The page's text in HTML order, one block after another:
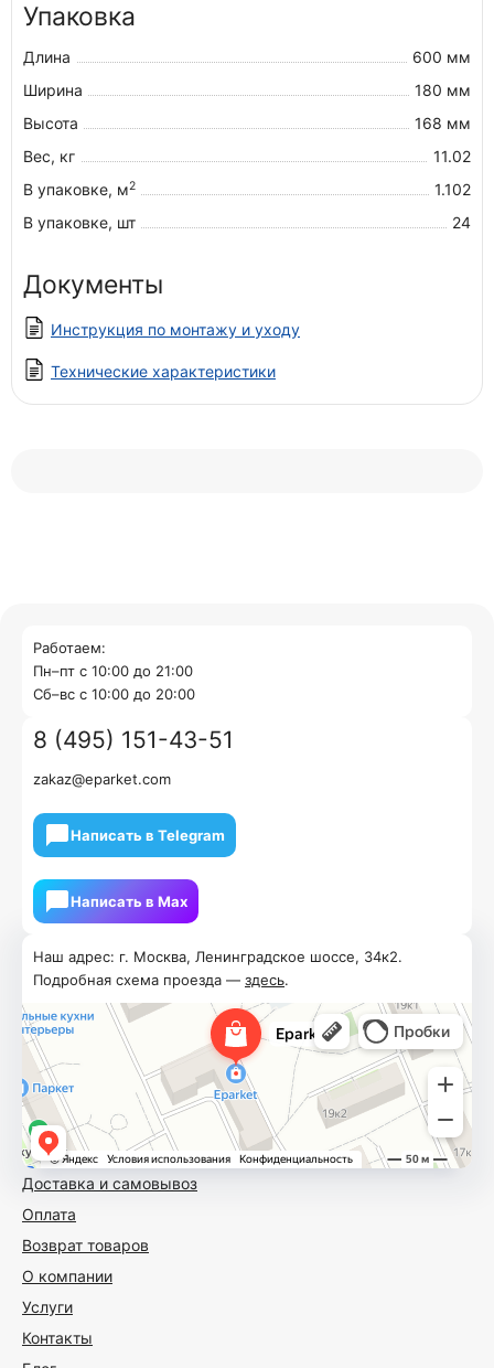
Упаковка
Длина
600 мм
Ширина
180 мм
Высота
168 мм
Вес, кг
11.02
В упаковке, м2
1.102
В упаковке, шт
24
Документы
Инструкция по монтажу и уходу
Технические характеристики
Доставка и самовывоз
Оплата
Возврат товаров
О компании
Услуги
Контакты
Наш адрес: г. Москва, Ленинградское шоссе, 34к2.
Подробная схема проезда — здесь.
Работаем:
Пн–пт с 10:00 до 21:00
Cб–вс с 10:00 до 20:00
8 (495) 151-43-51
zakaz@eparket.com
Написать в Telegram
Написать в Мах